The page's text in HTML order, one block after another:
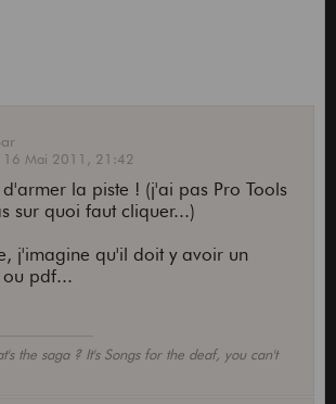
16 Mai 2011, 21:42
la piste ! (j'ai pas Pro Tools
sur quoi faut cliquer...)
j'imagine qu'il doit y avoir un
pdf...
the saga ? It's Songs for the deaf, you can't